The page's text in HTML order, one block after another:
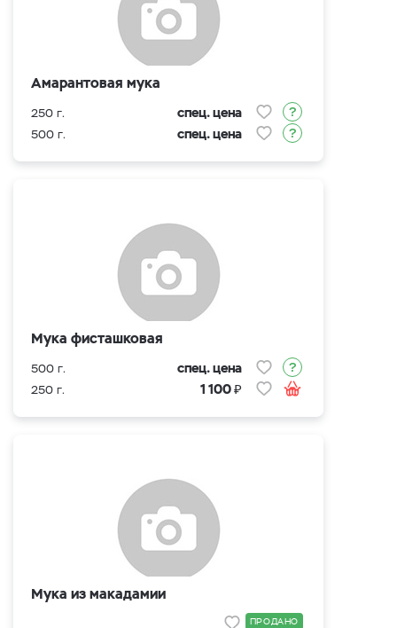
Амарантовая мука
250 г. спец. цена
500 г. спец. цена
Мука фисташковая
500 г. спец. цена
250 г. 1 100₽
Мука из макадамии
ПРОДАНО